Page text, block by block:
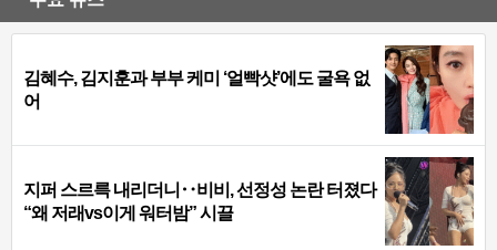
김혜수, 김지훈과 부부 케미 ‘얼빡샷’에도 굴욕 없
어
지퍼 스르륵 내리더니‥비비, 선정성 논란 터졌다
“왜 저래vs이게 워터밤” 시끌